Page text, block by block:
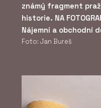
známý fragment
historie. NA
Nájemní a obchodní
Foto: Jan Bureš